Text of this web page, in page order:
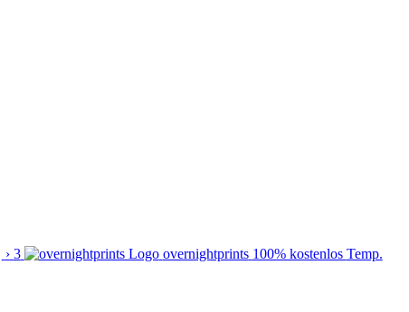
› 3 overnightprints 100% kostenlos Temp.